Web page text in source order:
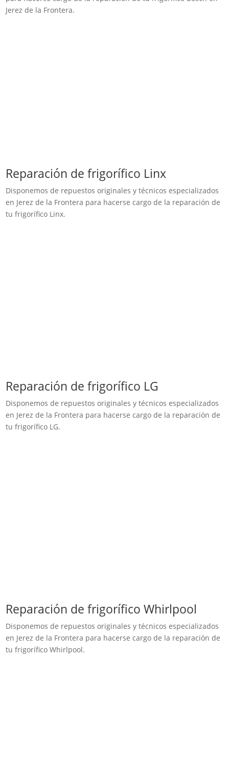
Jerez de la Frontera.
Reparación de frigorífico Linx
Disponemos de repuestos originales y técnicos especializados
en Jerez de la Frontera para hacerse cargo de la reparación de
tu frigorífico Linx.
Reparación de frigorífico LG
Disponemos de repuestos originales y técnicos especializados
en Jerez de la Frontera para hacerse cargo de la reparación de
tu frigorífico LG.
Reparación de frigorífico Whirlpool
Disponemos de repuestos originales y técnicos especializados
en Jerez de la Frontera para hacerse cargo de la reparación de
tu frigorífico Whirlpool.